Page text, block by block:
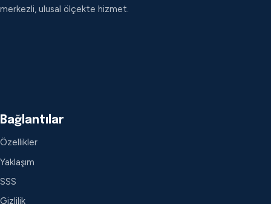
merkezli, ulusal ölçekte hizmet.
Bağlantılar
Özellikler
Yaklaşım
SSS
Gizlilik